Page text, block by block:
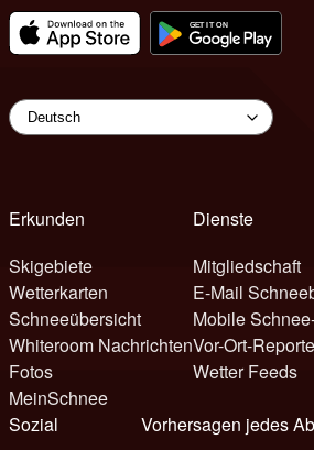
Erkunden
Skigebiete
Wetterkarten
Schneeübersicht
Whiteroom Nachrichten
Fotos
MeinSchnee
Dienste
Mitgliedschaft
E-Mail
Mobile
Vor-Ort-
Wetter Feeds
Sozial
Vorhersagen jedes